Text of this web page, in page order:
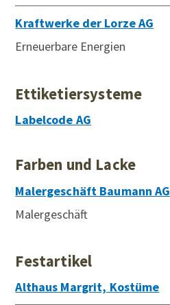
Kraftwerke der Lorze AG
Erneuerbare Energien
Ettiketiersysteme
Labelcode AG
Farben und Lacke
Malergeschäft Baumann AG
Malergeschäft
Festartikel
Althaus Margrit, Kostüme